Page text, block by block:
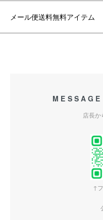
メール便送料無料アイテム
店長
↑